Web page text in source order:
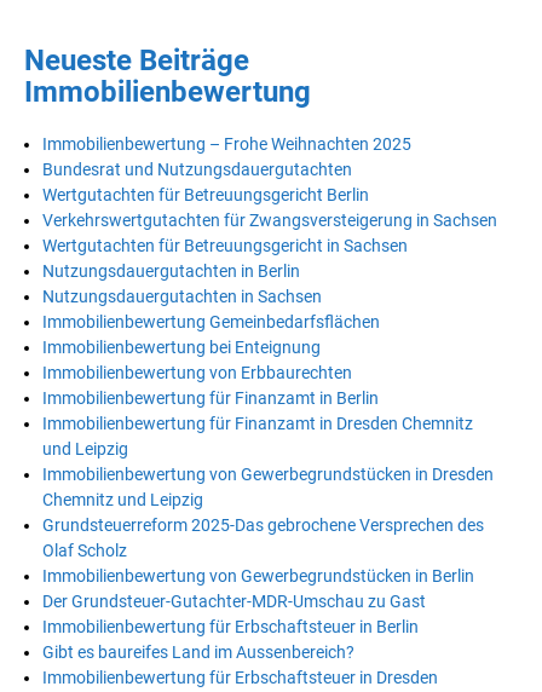
Neueste Beiträge
Immobilienbewertung
Immobilienbewertung – Frohe Weihnachten 2025
Bundesrat und Nutzungsdauergutachten
Wertgutachten für Betreuungsgericht Berlin
Verkehrswertgutachten für Zwangsversteigerung in Sachsen
Wertgutachten für Betreuungsgericht in Sachsen
Nutzungsdauergutachten in Berlin
Nutzungsdauergutachten in Sachsen
Immobilienbewertung Gemeinbedarfsflächen
Immobilienbewertung bei Enteignung
Immobilienbewertung von Erbbaurechten
Immobilienbewertung für Finanzamt in Berlin
Immobilienbewertung für Finanzamt in Dresden Chemnitz
und Leipzig
Immobilienbewertung von Gewerbegrundstücken in Dresden
Chemnitz und Leipzig
Grundsteuerreform 2025-Das gebrochene Versprechen des
Olaf Scholz
Immobilienbewertung von Gewerbegrundstücken in Berlin
Der Grundsteuer-Gutachter-MDR-Umschau zu Gast
Immobilienbewertung für Erbschaftsteuer in Berlin
Gibt es baureifes Land im Aussenbereich?
Immobilienbewertung für Erbschaftsteuer in Dresden